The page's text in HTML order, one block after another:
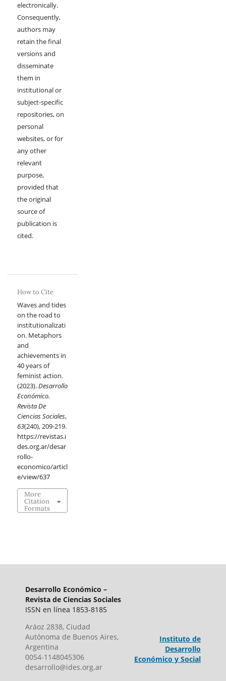
electronically.
Consequently,
authors may
retain the final
versions and
disseminate
them in
institutional or
subject-specific
repositories, on
personal
websites, or for
any other
relevant
purpose,
provided that
the original
source of
publication is
cited.
How to Cite
Waves and tides
on the road to
institutionalizati
on. Metaphors
and
achievements in
40 years of
feminist action.
(2023).Desarrollo
Económico.
Revista De
Ciencias Sociales,
63(240), 209-219.
https://revistas.i
des.org.ar/desar
rollo-
economico/articl
e/view/637
More
Citation
Formats
Desarrollo Económico –
Revista de Ciencias Sociales
ISSN en línea 1853-8185
Aráoz 2838, Ciudad
Autónoma de Buenos Aires,
Argentina
0054-1148045306
desarrollo@ides.org.ar
Instituto de
Desarrollo
Económico y Social